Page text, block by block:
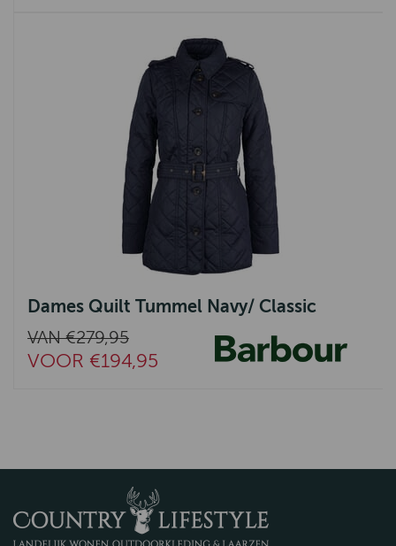
Dames Quilt Tummel Navy/ Classic
VAN €279,95
VOOR €194,95